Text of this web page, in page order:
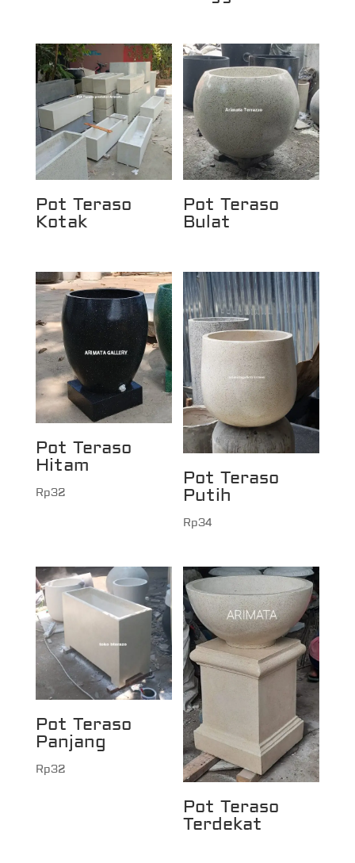
Pot Teraso
Kotak
Pot Teraso
Bulat
Pot Teraso
Hitam
Rp32
Pot Teraso
Putih
Rp34
Pot Teraso
Panjang
Rp32
Pot Teraso
Terdekat